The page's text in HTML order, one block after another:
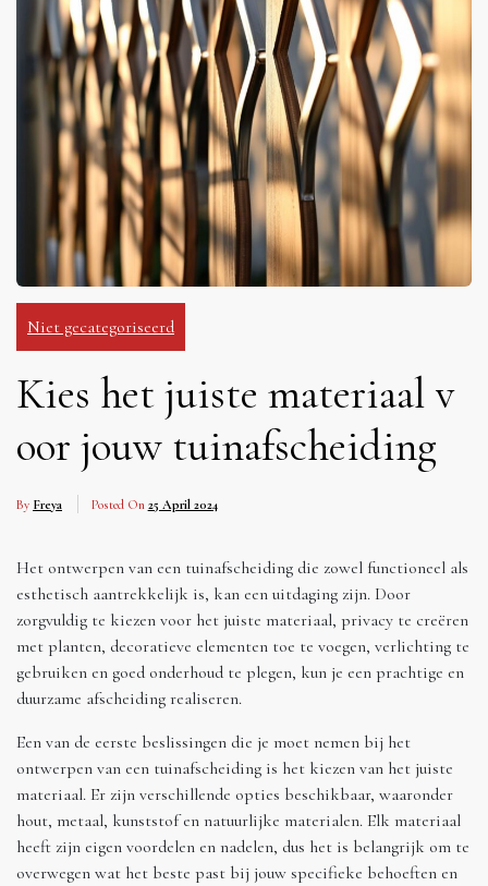
Niet gecategoriseerd
Kies het juiste materiaal v
oor jouw tuinafscheiding
By Freya Posted On 25 April 2024
Het ontwerpen van een tuinafscheiding die zowel functioneel als
esthetisch aantrekkelijk is, kan een uitdaging zijn. Door
zorgvuldig te kiezen voor het juiste materiaal, privacy te creëren
met planten, decoratieve elementen toe te voegen, verlichting te
gebruiken en goed onderhoud te plegen, kun je een prachtige en
duurzame afscheiding realiseren.
Een van de eerste beslissingen die je moet nemen bij het
ontwerpen van een tuinafscheiding is het kiezen van het juiste
materiaal. Er zijn verschillende opties beschikbaar, waaronder
hout, metaal, kunststof en natuurlijke materialen. Elk materiaal
heeft zijn eigen voordelen en nadelen, dus het is belangrijk om te
overwegen wat het beste past bij jouw specifieke behoeften en